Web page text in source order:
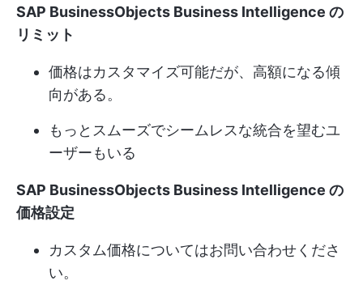
SAP BusinessObjects Business Intelligence の
リミット
価格はカスタマイズ可能だが、高額になる傾
向がある。
もっとスムーズでシームレスな統合を望むユ
ーザーもいる
SAP BusinessObjects Business Intelligence の
価格設定
カスタム価格についてはお問い合わせくださ
い。